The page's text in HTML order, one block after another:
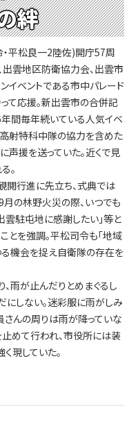
絆
平松良一2陸佐)開庁57周
雲地区防衛協力会、出雲市
イベントである市中パレード
て応援。新出雲市の合併記
間毎年続いている人気イベ
射特科中隊の協力を含めた
援を送っていた。近くで見
。
閲行進に先立ち、式典では
の林野火災の際、いつでも
駐屯地に感謝したい」等と
とを強調。平松司令も「地域
る機会を捉え自衛隊の存在を
雨が止んだりとめまぐるし
にしない。迷彩服に雨がしみ
さんの周りは雨が降っていな
めて行われ、市役所には装
現していた。